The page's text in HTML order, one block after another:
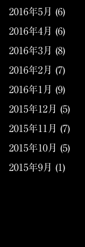
2016年5月 (6)
2016年4月 (6)
2016年3月 (8)
2016年2月 (7)
2016年1月 (9)
2015年12月 (5)
2015年11月 (7)
2015年10月 (5)
2015年9月 (1)